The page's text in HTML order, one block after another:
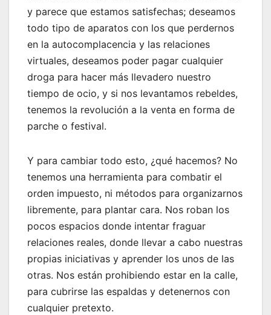
y parece que estamos satisfechas; deseamos
todo tipo de aparatos con los que perdernos
en la autocomplacencia y las relaciones
virtuales, deseamos poder pagar cualquier
droga para hacer más llevadero nuestro
tiempo de ocio, y si nos levantamos rebeldes,
tenemos la revolución a la venta en forma de
parche o festival.
Y para cambiar todo esto, ¿qué hacemos? No
tenemos una herramienta para combatir el
orden impuesto, ni métodos para organizarnos
libremente, para plantar cara. Nos roban los
pocos espacios donde intentar fraguar
relaciones reales, donde llevar a cabo nuestras
propias iniciativas y aprender los unos de las
otras. Nos están prohibiendo estar en la calle,
para cubrirse las espaldas y detenernos con
cualquier pretexto.